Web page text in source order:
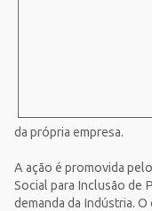
da própria empresa.
A ação é promovida
Social para Inclusão de
demanda da Indústria.